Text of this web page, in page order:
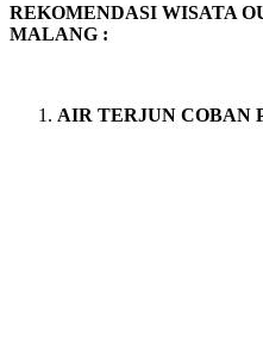
REKOMENDASI WISATA
MALANG :
AIR TERJUN COBAN